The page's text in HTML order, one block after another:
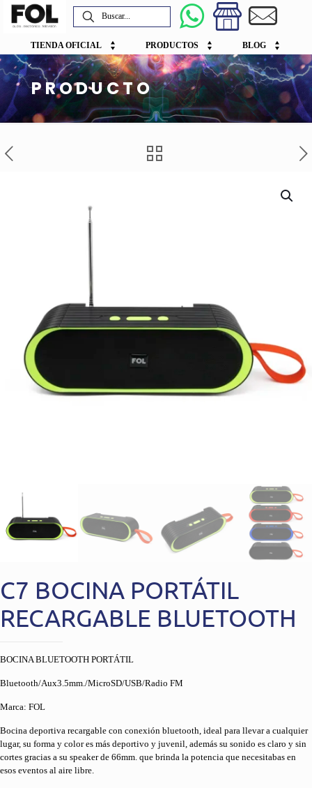
TIENDA OFICIAL PRODUCTOS BLOG
PRODUCTO
C7 BOCINA PORTÁTIL
RECARGABLE BLUETOOTH
BOCINA BLUETOOTH PORTÁTIL
Bluetooth/Aux3.5mm./MicroSD/USB/Radio FM
Marca: FOL
Bocina deportiva recargable con conexión bluetooth, ideal para llevar a cualquier
lugar, su forma y color es más deportivo y juvenil, además su sonido es claro y sin
cortes gracias a su speaker de 66mm. que brinda la potencia que necesitabas en
esos eventos al aire libre.